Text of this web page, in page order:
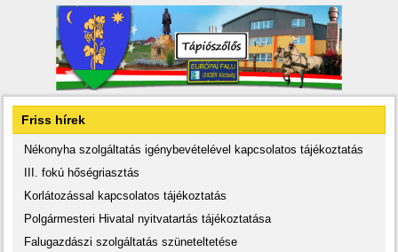
Friss hírek
Nékonyha szolgáltatás igénybevételével kapcsolatos tájékoztatás
III. fokú hőségriasztás
Korlátozással kapcsolatos tájékoztatás
Polgármesteri Hivatal nyitvatartás tájékoztatása
Falugazdászi szolgáltatás szüneteltetése